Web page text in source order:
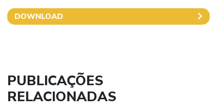
DOWNLOAD
PUBLICAÇÕES
RELACIONADAS